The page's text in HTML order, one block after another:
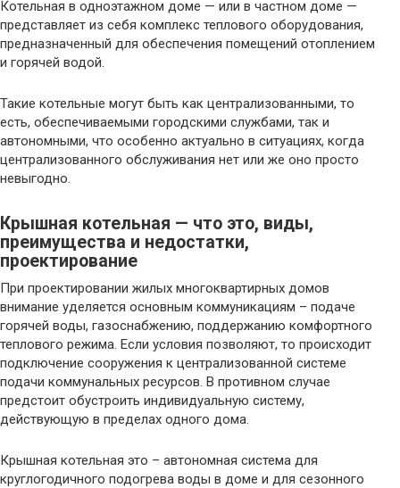
Котельная в одноэтажном доме — или в частном доме —
представляет из себя комплекс теплового оборудования,
предназначенный для обеспечения помещений отоплением
и горячей водой.
Такие котельные могут быть как централизованными, то
есть, обеспечиваемыми городскими службами, так и
автономными, что особенно актуально в ситуациях, когда
централизованного обслуживания нет или же оно просто
невыгодно.
Крышная котельная — что это, виды,
преимущества и недостатки,
проектирование
При проектировании жилых многоквартирных домов
внимание уделяется основным коммуникациям – подаче
горячей воды, газоснабжению, поддержанию комфортного
теплового режима. Если условия позволяют, то происходит
подключение сооружения к централизованной системе
подачи коммунальных ресурсов. В противном случае
предстоит обустроить индивидуальную систему,
действующую в пределах одного дома.
Крышная котельная это – автономная система для
круглогодичного подогрева воды в доме и для сезонного